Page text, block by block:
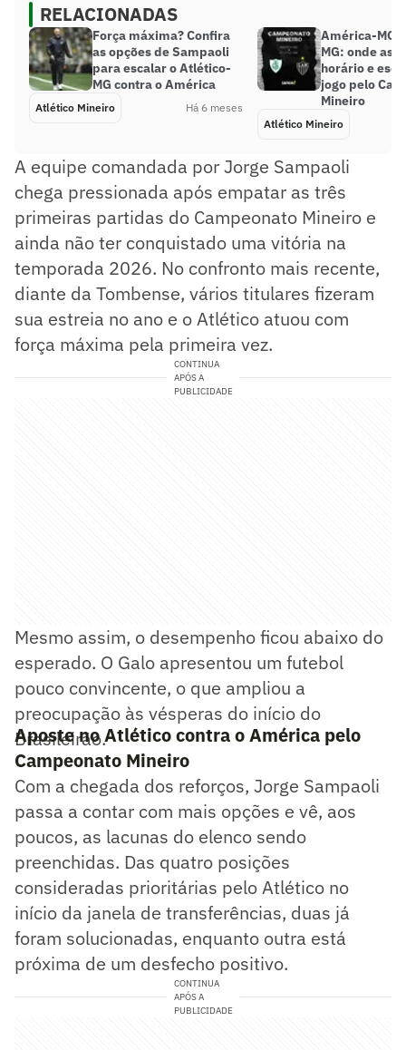
RELACIONADAS
Força máxima? Confira
as opções de Sampaoli
para escalar o Atlético-
MG contra o América
Atlético Mineiro Há 6 meses
América-MG
MG: onde
horário e
jogo pelo
Mineiro
Atlético Mineiro
A equipe comandada por Jorge Sampaoli
chega pressionada após empatar as três
primeiras partidas do Campeonato Mineiro e
ainda não ter conquistado uma vitória na
temporada 2026. No confronto mais recente,
diante da Tombense, vários titulares fizeram
sua estreia no ano e o Atlético atuou com
força máxima pela primeira vez.
CONTINUA
APÓS A
PUBLICIDADE
Mesmo assim, o desempenho ficou abaixo do
esperado. O Galo apresentou um futebol
pouco convincente, o que ampliou a
preocupação às vésperas do início do
Brasileirão.
Aposte no Atlético contra o América pelo
Campeonato Mineiro
Com a chegada dos reforços, Jorge Sampaoli
passa a contar com mais opções e vê, aos
poucos, as lacunas do elenco sendo
preenchidas. Das quatro posições
consideradas prioritárias pelo Atlético no
início da janela de transferências, duas já
foram solucionadas, enquanto outra está
próxima de um desfecho positivo.
CONTINUA
APÓS A
PUBLICIDADE